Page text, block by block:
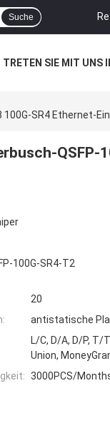
Suche
TRETEN SIE MIT UNS
SR4 Ethernet-
QSFP-
100G-SR4-T2
20
antistatische
L/C, D/A, D/P, T/
Union,
3000PCS/